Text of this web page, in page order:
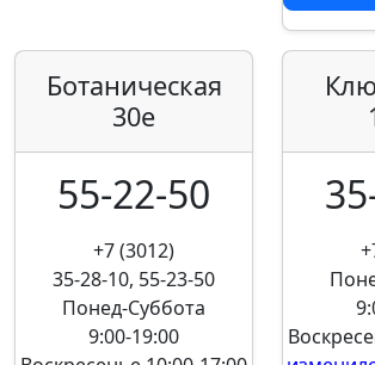
Ботаническая
30е
55-22-50
+7 (3012)
35-28-10, 55-23-50
Понед-Суббота
9:00-19:00